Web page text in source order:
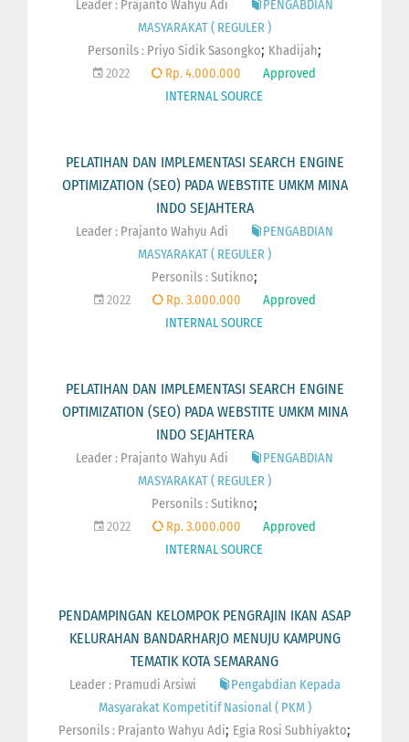
Leader : Prajanto Wahyu Adi
PENGABDIAN
MASYARAKAT ( REGULER )
Personils : Priyo Sidik Sasongko; Khadijah;
2022 Rp. 4.000.000
Approved
INTERNAL SOURCE
PELATIHAN DAN IMPLEMENTASI SEARCH ENGINE
OPTIMIZATION (SEO) PADA WEBSTITE UMKM MINA
INDO SEJAHTERA
Leader : Prajanto Wahyu Adi
PENGABDIAN
MASYARAKAT ( REGULER )
Personils :Sutikno;
2022 Rp. 3.000.000
Approved
INTERNAL SOURCE
PELATIHAN DAN IMPLEMENTASI SEARCH ENGINE
OPTIMIZATION (SEO) PADA WEBSTITE UMKM MINA
INDO SEJAHTERA
Leader : Prajanto Wahyu Adi
PENGABDIAN
MASYARAKAT ( REGULER )
Personils :Sutikno;
2022 Rp. 3.000.000
Approved
INTERNAL SOURCE
PENDAMPINGAN KELOMPOK PENGRAJIN IKAN ASAP
KELURAHAN BANDARHARJO MENUJU KAMPUNG
TEMATIK KOTA SEMARANG
Leader : Pramudi Arsiwi
Pengabdian Kepada
Masyarakat Kompetitif Nasional ( PKM )
Personils : Prajanto Wahyu Adi; Egia Rosi Subhiyakto;